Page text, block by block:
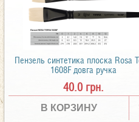
Пензель синтетика плоска Rosa
1608F довга ручка
40.0 грн.
В КОРЗИНУ